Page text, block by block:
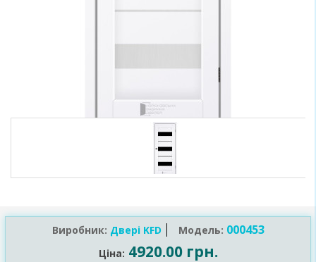
Виробник: Двері KFD Модель: 000453
Ціна: 4920.00 грн.